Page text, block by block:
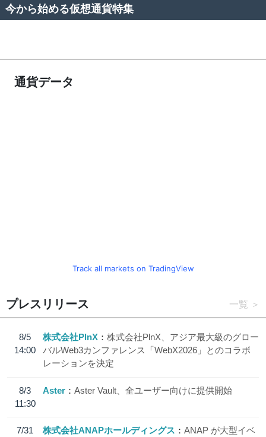
今から始める仮想通貨特集
通貨データ
Track all markets on TradingView
プレスリリース 一覧
8/5
14:00
株式会社PlnX
株式会社PlnX、アジア最大級のグロー
バルWeb3カンファレンス「WebX2026」とのコラボ
レーションを決定
8/3
11:30
Aster Aster Vault、全ユーザー向けに提供開始
7/31
株式会社ANAPホールディングス
ANAP が大型イベ